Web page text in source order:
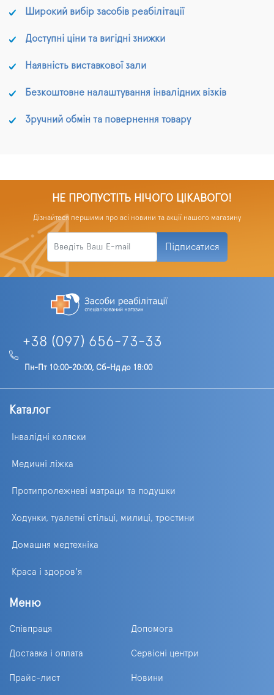
Широкий вибір засобів реабілітації
Доступні ціни та вигідні знижки
Наявність виставкової зали
Безкоштовне налаштування інвалідних візків
Зручний обмін та повернення товару
НЕ ПРОПУСТІТЬ НІЧОГО ЦІКАВОГО!
Дізнайтеся першими про всі новини та акції нашого магазину
Підписатися
+38 (097) 656-73-33
Пн-Пт 10:00-20:00, Сб-Нд до 18:00
Каталог
Інвалідні коляски
Медичні ліжка
Протипролежневі матраци та подушки
Ходунки, туалетні стільці, милиці, тростини
Домашня медтехніка
Краса і здоров'я
Меню
Співпраця Допомога
Доставка і оплата Сервісні центри
Прайс-лист Новини